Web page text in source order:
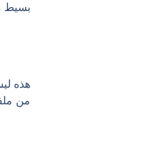
بسيط
هذه
من